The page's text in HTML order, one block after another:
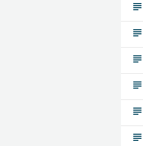
subject
subject
subject
subject
subject
subject